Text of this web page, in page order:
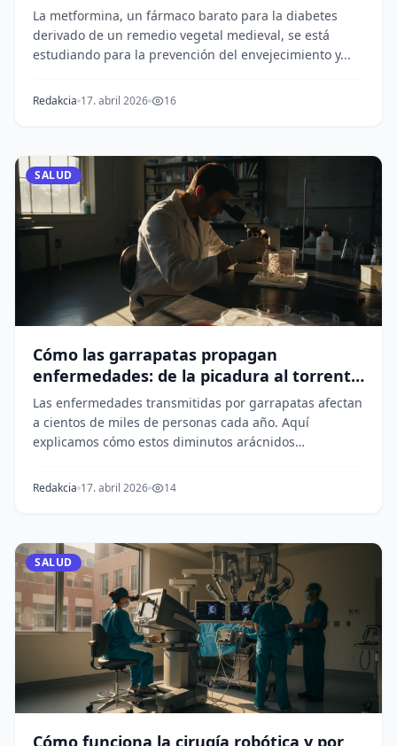
La metformina, un fármaco barato para la diabetes
derivado de un remedio vegetal medieval, se está
estudiando para la prevención del envejecimiento y...
Redakcia 17. abril 2026 16
SALUD
Cómo las garrapatas propagan
enfermedades: de la picadura al torrente
sanguíneo
Las enfermedades transmitidas por garrapatas afectan
a cientos de miles de personas cada año. Aquí
explicamos cómo estos diminutos arácnidos
Redakcia 17. abril 2026 14
SALUD
Cómo funciona la cirugía robótica y por